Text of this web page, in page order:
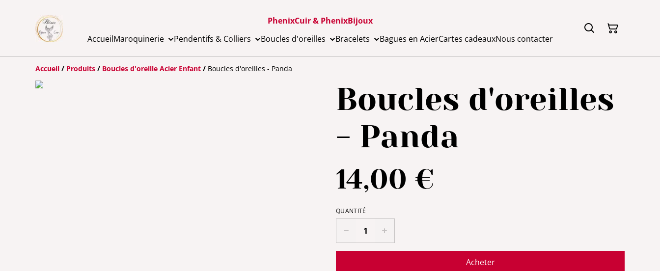
PhenixCuir & PhenixBijoux
AccueilMaroquinerie Pendentifs & Colliers Boucles d'oreilles Bracelets Bagues en AcierCartes cadeauxNous contacter
Accueil / Produits / Boucles d'oreille Acier Enfant / Boucles d'oreilles - Panda
Boucles d'oreilles
- Panda
14,00 €
QUANTITÉ
Acheter